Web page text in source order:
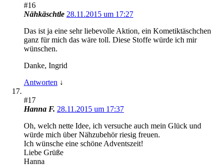
#16
Nähkäschtle 28.11.2015 um 17:27
Das ist ja eine sehr liebevolle Aktion, ein Kometiktäschchen
ganz für mich das wäre toll. Diese Stoffe würde ich mir
wünschen.
Danke, Ingrid
Antworten ↓
#17
Hanna F. 28.11.2015 um 17:37
Oh, welch nette Idee, ich versuche auch mein Glück und
würde mich über Nähzubehör riesig freuen.
Ich wünsche eine schöne Adventszeit!
Liebe Grüße
Hanna